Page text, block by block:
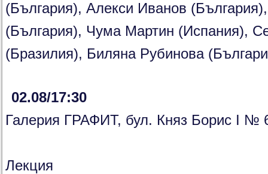
(България), Алекси Иванов
(България), Чума Мартин (Испания),
(Бразилия), Биляна Рубинова
02.08/17:30
Галерия ГРАФИТ, бул. Княз Борис І №
Лекция